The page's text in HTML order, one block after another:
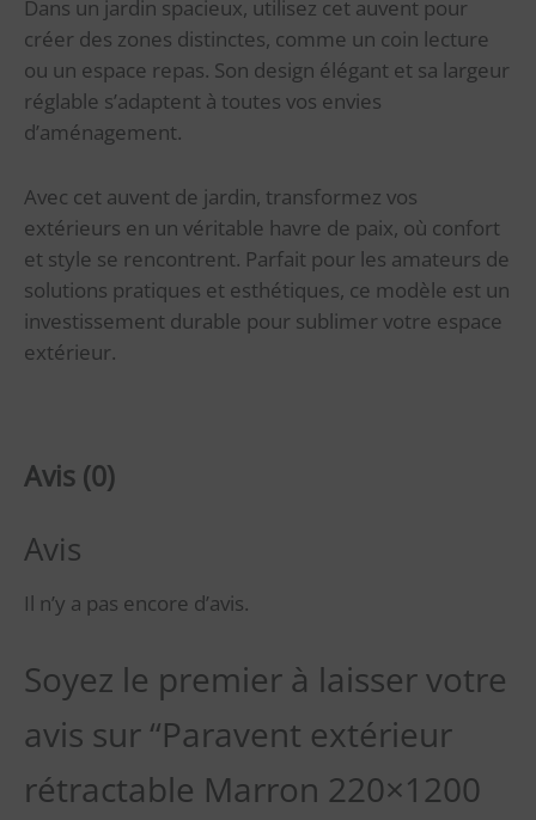
Dans un jardin spacieux, utilisez cet auvent pour
créer des zones distinctes, comme un coin lecture
ou un espace repas. Son design élégant et sa largeur
réglable s’adaptent à toutes vos envies
d’aménagement.
Avec cet auvent de jardin, transformez vos
extérieurs en un véritable havre de paix, où confort
et style se rencontrent. Parfait pour les amateurs de
solutions pratiques et esthétiques, ce modèle est un
investissement durable pour sublimer votre espace
extérieur.
Avis (0)
Avis
Il n’y a pas encore d’avis.
Soyez le premier à laisser votre
avis sur “Paravent extérieur
rétractable Marron 220×1200